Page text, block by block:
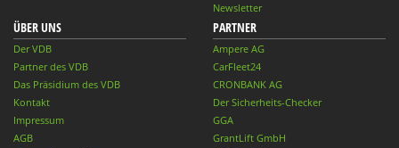
Newsletter
ÜBER UNS
Der VDB
Partner des VDB
Das Präsidium des VDB
Kontakt
Impressum
AGB
PARTNER
Ampere AG
CarFleet24
CRONBANK AG
Der Sicherheits-Checker
GGA
GrantLift GmbH